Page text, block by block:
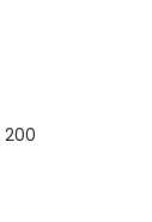
200